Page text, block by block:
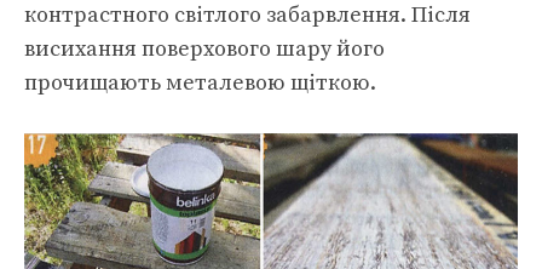
контрастного світлого забарвлення. Після
висихання поверхового шару його
прочищають металевою щіткою.